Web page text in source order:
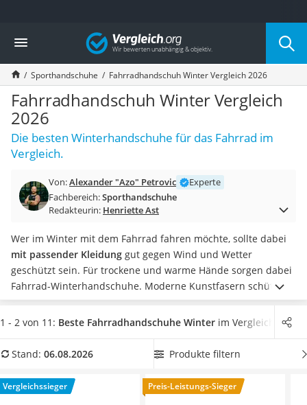
Die beliebtesten Vergleiche nach Kategorie
Freizeit & Sport
Gartentrampolin
Trampolin
Metalldetektor
Eufab-Fahrradträger
Trampolin 366 cm
Fahrradschloss
Aluminium-Koffer
Air Bike
E-Bike-Dreirad
Trekkingschuhe Herren
Reisetasche mit Rollen
Klimmzugstation
Koffer
Nachtsichtgerät
Faltschloss
Vibrationsplatte
Sicherheitsweste Reiten
Service
Vergleich
Sporthandschuhe Fahrradhandschuh Winter Vergleich 2026
Fahrradhandschuh Winter Vergleich
2026
Die besten Winterhandschuhe für das Fahrrad im
Vergleich.
Von:Alexander "Azo" Petrovic
Experte
Fachbereich:Sporthandschuhe
Redakteurin: Henriette Ast
Wer im Winter mit dem Fahrrad fahren möchte, sollte dabei
mit passender Kleidung gut gegen Wind und Wetter
geschützt sein. Für trockene und warme Hände sorgen dabei
Fahrrad-Winterhandschuhe. Moderne Kunstfasern schützen
dabeigegen Feuchtigkeit und Wind.Die Handschuhe sollten
dabei nicht nur warm halten, sondern auchfunktional sein
Tests. Wählen Sie jetzt aus unserer Produkttabelle ein
Hände auch mit Handschuhenbietet. Überzeugt hat uns hier
im August 2026 besonders das ModellGripGrab Ride
1 - 2 von 11: Beste Fahrradhandschuhe Winter im Vergleich
Stand: 06.08.2026 Produkte filtern
Vergleichssieger Preis-Leistungs-Sieger